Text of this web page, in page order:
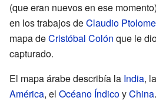
(que eran nuevos en ese
en los trabajos deClaudio
mapa deCristóbal Colón que le
capturado.
El mapa árabe describía la India,
América, el Océano ÍndicoyChina